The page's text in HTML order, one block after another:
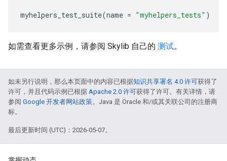
myhelpers_test_suite(name = "myhelpers_tests" )
如需查看更多示例，请参阅 Skylib 自己的 测试。
如未另行说明，那么本页面中的内容已根据知识共享署名 4.0 许可获得了
许可，并且代码示例已根据 Apache 2.0 许可获得了许可。有关详情，请
参阅 Google 开发者网站政策。Java 是 Oracle 和/或其关联公司的注册商
标。
最后更新时间 (UTC)：2026-05-07。